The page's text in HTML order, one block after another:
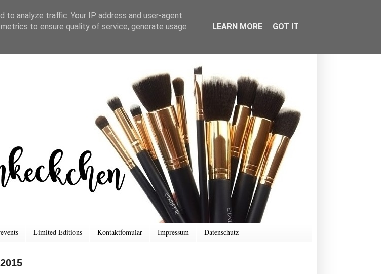
Limited Editions Kontaktfomular Impressum Datenschutz
analyze traffic. Your IP address and user-agent
to ensure quality of service, generate usage
LEARN MORE GOT IT